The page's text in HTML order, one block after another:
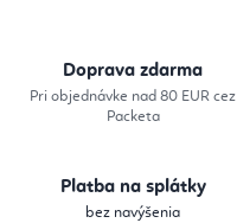
Doprava zdarma
Pri objednávke nad 80 EUR cez
Packeta
Platba na splátky
bez navýšenia